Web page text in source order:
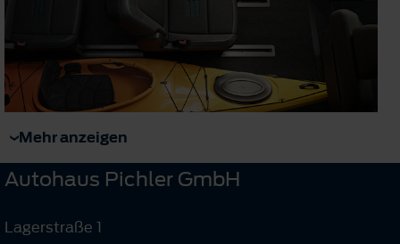
Mehr anzeigen
Autohaus Pichler GmbH
Lagerstraße 1